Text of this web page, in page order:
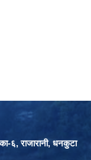
६, राजारानी, धनकुटा